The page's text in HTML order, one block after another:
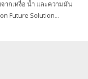
ากเหงื่อ น้ำ และความมัน
เนื้อสัมผัสเบาสบายผิว Phenomenal Protection Future Solution...